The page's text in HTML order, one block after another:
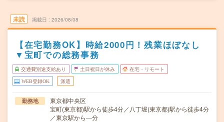
未読 掲載日 2026/08/08
【在宅勤務OK】時給2000円！残業ほぼなし
▼宝町での総務事務
交通費別途支給あり 土日祝日が休み 在宅・リモート
WEB登録OK 派遣
勤務地
東京都中央区
宝町(東京都)駅から徒歩4分／八丁堀(東京都)駅から徒歩4分
／東京駅から---分